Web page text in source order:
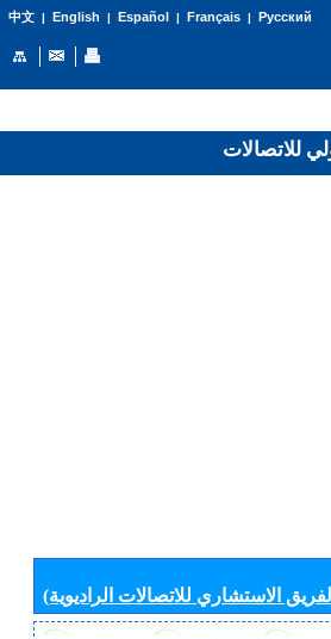
中文| English | Español | Français| Русский
الاستشاري للاتصالات الراديوية)
للاتصالات